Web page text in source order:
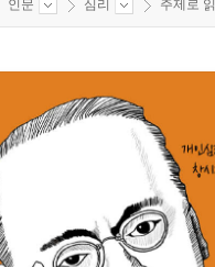
인문 심리 주제로